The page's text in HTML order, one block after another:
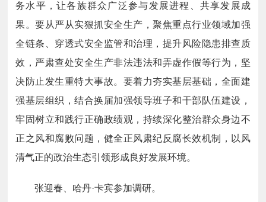
务水平，让各族群众广泛参与发展进程、共享发展成
果。要从严从实狠抓安全生产，聚焦重点行业领域加强
全链条、穿透式安全监管和治理，提升风险隐患排查质
效，严肃查处安全生产非法违法和弄虚作假等行为，坚
决防止发生重特大事故。要着力夯实基层基础，全面建
强基层组织，结合换届加强领导班子和干部队伍建设，
牢固树立和践行正确政绩观，持续深化整治群众身边不
正之风和腐败问题，健全正风肃纪反腐长效机制，以风
清气正的政治生态引领形成良好发展环境。
张迎春、哈丹·卡宾参加调研。